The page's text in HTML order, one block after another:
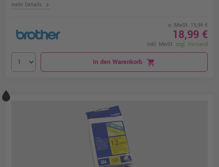
mehr Details chevron_right
o. MwSt. 15,96 €
18,99 €
inkl. MwSt. zzgl. Versand
In den Warenkorb shopping_cart